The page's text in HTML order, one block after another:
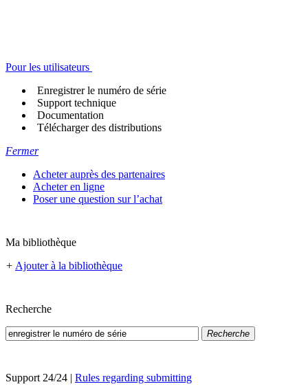
Pour les utilisateurs
Enregistrer le numéro de série
Support technique
Documentation
Télécharger des distributions
Fermer
Acheter auprès des partenaires
Acheter en ligne
Poser une question sur l’achat
Ma bibliothèque
+ Ajouter à la bibliothèque
Recherche
Recherche
Support 24/24 | Rules regarding submitting